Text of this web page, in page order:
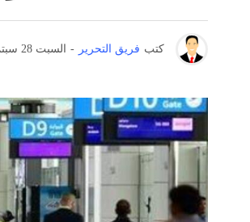
كتب فريق التحرير - السبت 28 سبتمبر 12:55 م